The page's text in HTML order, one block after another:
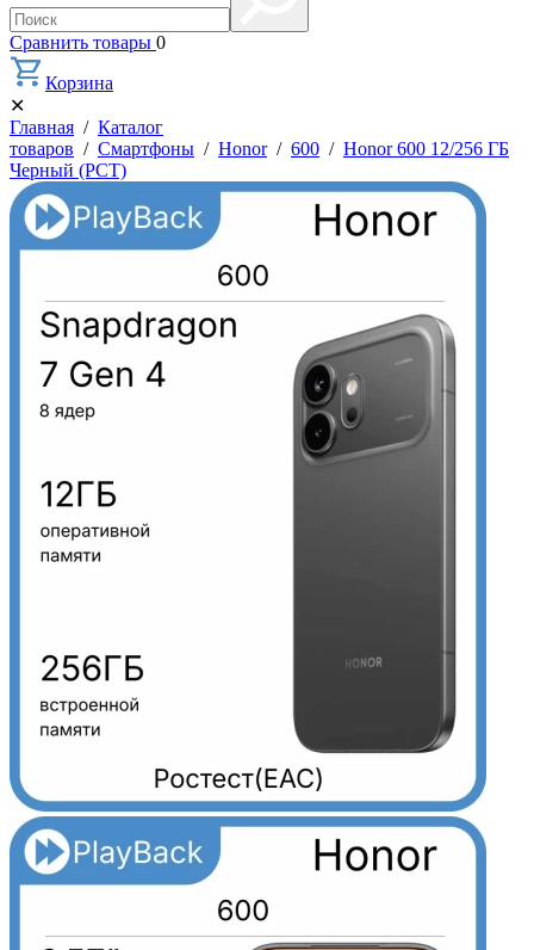
Сравнить товары 0
Корзина
✕
Главная / Каталог
товаров / Смартфоны / Honor/ 600 / Honor 600 12/256 ГБ
Черный (РСТ)